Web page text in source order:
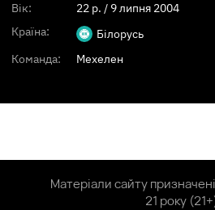
Вік: 22 p. / 9 липня 2004
Країна:
Білорусь
Команда:
Мехелен
Матеріали сайту
21 року